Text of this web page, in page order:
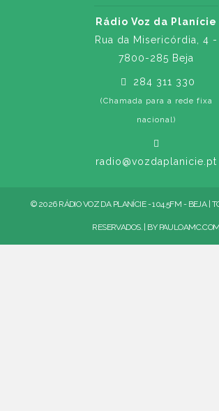
Rádio Voz da Planície
Rua da Misericórdia, 4 -
7800-285 Beja
284 311 330
(Chamada para a rede fixa
nacional)
radio@vozdaplanicie.pt
© 2026 RÁDIO VOZ DA PLANÍCIE - 104.5FM - BEJA |
RESERVADOS. | BY PAULOAMC.COM